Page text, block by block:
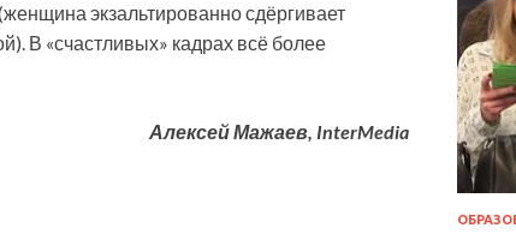
экзальтированно сдёргивает
В «счастливых» кадрах всё более
Алексей Мажаев, InterMedia